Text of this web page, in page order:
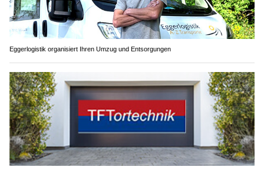
Eggerlogistik organisiert Ihren Umzug und Entsorgungen